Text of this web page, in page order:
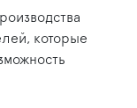
которые